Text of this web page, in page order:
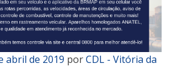
abril de 2019 porCDL - Vitória da